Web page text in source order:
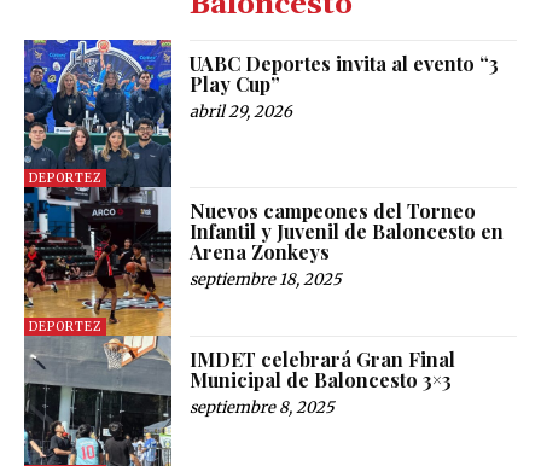
DEPORTEZ
UABC Deportes invita al evento “3
Play Cup”
abril 29, 2026
DEPORTEZ
Nuevos campeones del Torneo
Infantil y Juvenil de Baloncesto en
Arena Zonkeys
septiembre 18, 2025
IMDET celebrará Gran Final
Municipal de Baloncesto 3×3
septiembre 8, 2025